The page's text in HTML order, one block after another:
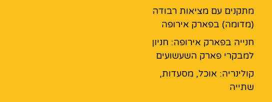
מתקנים עם מציאות רבודה
(מדומה) בפארק אירופה
חנייה בפארק אירופה: חניון
למבקרי פארק השעשועים
קולינריה: אוכל, מסעדות,
שתייה